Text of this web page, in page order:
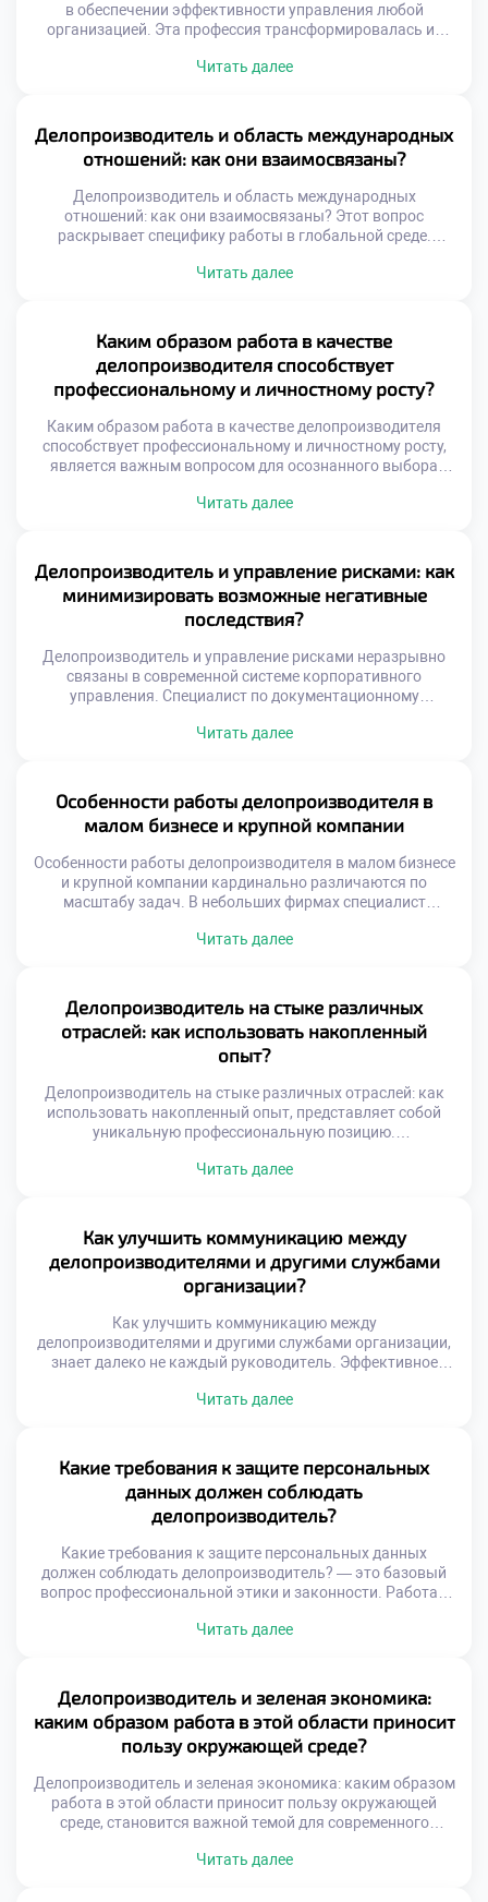
в обеспечении эффективности управления любой
организацией. Эта профессия трансформировалась из
бизнеса. Специалист сегодня управляет
компетенций зависит скорость принятия решений и
качество корпоративных коммуникаций. Функционал
документаведа вышел далеко за рамки простой
регистрации бумаг и архивирования. Цифровизация […]
Читать далее
Делопроизводитель и область международных
отношений: как они взаимосвязаны?
Делопроизводитель и область международных
отношений: как они взаимосвязаны? Этот вопрос
раскрывает специфику работы в глобальной среде.
деятельности имеет уникальные стандарты. Специалист
гарантирует успех трансграничных сделок. Понимание
этой связи необходимо для эффективной международной
коммуникации. Международный документооборот
регулируется сложной системой норм. Национальные
Читать далее
Каким образом работа в качестве
делопроизводителя способствует
профессиональному и личностному росту?
Каким образом работа в качестве делопроизводителя
способствует профессиональному и личностному росту,
является важным вопросом для осознанного выбора
ежедневную практику упорядочивания хаоса. Специалист
мышление и внимательность к деталям. Ответственность
за документы формирует зрелость и дисциплину.
Личностные качества совершенствуются […]
Читать далее
Делопроизводитель и управление рисками: как
минимизировать возможные негативные
последствия?
Делопроизводитель и управление рисками неразрывно
связаны в современной системе корпоративного
управления. Специалист по документационному
организации от угроз. Грамотная работа с документами
проблем отличает профессионала высокого класса от
обычного исполнителя. Управление рисками требует
системного мышления и глубокого понимания бизнес-
процессов. Недостаточно просто оформлять […]
Читать далее
Особенности работы делопроизводителя в
малом бизнесе и крупной компании
Особенности работы делопроизводителя в малом бизнесе
и крупной компании кардинально различаются по
масштабу задач. В небольших фирмах специалист
корпорации требуют узкой специализации и строгой
Выбор места работы определяет ежедневную рутину и
темп профессионального роста. Специфика среды
формирует уникальный набор компетенций […]
Читать далее
Делопроизводитель на стыке различных
отраслей: как использовать накопленный
опыт?
Делопроизводитель на стыке различных отраслей: как
использовать накопленный опыт, представляет собой
уникальную профессиональную позицию.
обеспечения позволяет работать в любой сфере бизнеса.
знаний трансформируется в конкурентное преимущество
на рынке труда. Переход из одной отрасли в другую
обогащает экспертный кругозор. Умение адаптировать
стандарты […]
Читать далее
Как улучшить коммуникацию между
делопроизводителями и другими службами
организации?
Как улучшить коммуникацию между
делопроизводителями и другими службами организации,
знает далеко не каждый руководитель. Эффективное
успешной работы всей компании. Документооборот
определяет скорость бизнес-процессов и общую
результативность. Конфликты и задержки часто
возникают из-за непонимания специфики смежных
функций. Сотрудники видят только свою […]
Читать далее
Какие требования к защите персональных
данных должен соблюдать
делопроизводитель?
Какие требования к защите персональных данных
должен соблюдать делопроизводитель? — это базовый
вопрос профессиональной этики и законности. Работа с
информации сотрудников и клиентов. Нарушение
Делопроизводитель выступает первым рубежом защиты
чувствительных сведений. Понимание норм безопасности
является обязательной компетенцией современного
сотрудника. […]
Читать далее
Делопроизводитель и зеленая экономика:
каким образом работа в этой области приносит
пользу окружающей среде?
Делопроизводитель и зеленая экономика: каким образом
работа в этой области приносит пользу окружающей
среде, становится важной темой для современного
начинается с грамотного управления ресурсами.
Читать далее